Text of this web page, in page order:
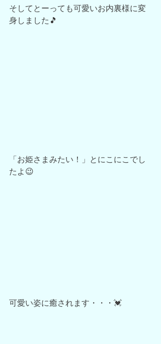
そしてとーっても可愛いお内裏様に変
身しました🎵
「お姫さまみたい！」とにこにこでし
たよ😉
可愛い姿に癒されます・・・💓